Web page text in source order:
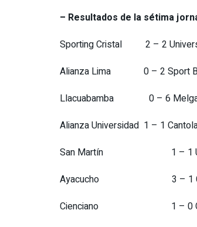
– Resultados de la sétima
Sporting Cristal 2 – 2
Alianza Lima 0 – 2 Sport
Llacuabamba 0 – 6
Alianza Universidad 1 – 1
San Martín 1 – 1
Ayacucho 3 – 1
Cienciano 1 – 0